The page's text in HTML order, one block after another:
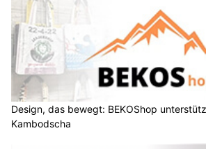
Design, das bewegt: BEKOShop
Kambodscha